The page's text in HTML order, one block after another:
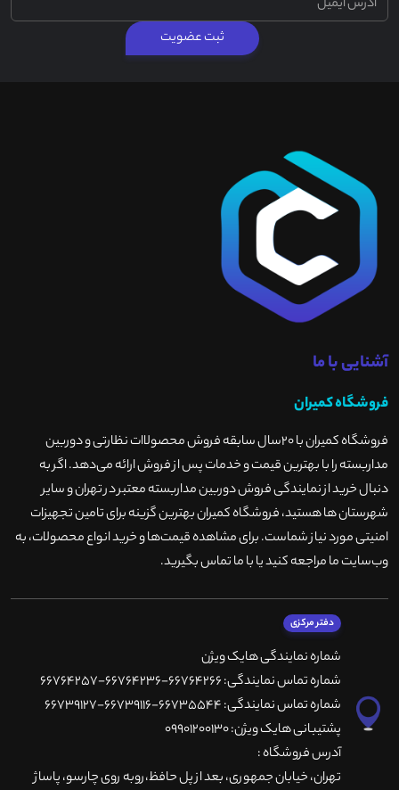
ثبت عضویت
آشنایی با ما
فروشگاه کمیران
فروشگاه کمیران با ۲۰سال سابقه فروش محصولاات نظارتی و دوربین
مداربسته را با بهترین قیمت و خدمات پس از فروش ارائه می‌دهد. اگر به
دنبال خرید از نمایندگی فروش دوربین مداربسته معتبر در تهران و سایر
شهرستان ها هستید، فروشگاه کمیران بهترین گزینه برای تامین تجهیزات
امنیتی مورد نیاز شماست. برای مشاهده قیمت‌ها و خرید انواع محصولات، به
وب‌سایت ما مراجعه کنید یا با ما تماس بگیرید.
دفتر مرکزی
شماره نمایندگی هایک ویژن
شماره تماس نمایندگی: 66764266-66764236-66764257
شماره تماس نمایندگی: 66735544-66739116-66739127
پشتیبانی هایک ویژن: 09901200130
آدرس فروشگاه :
تهران، خيابان جمهوری، بعد از پل حافظ،روبه روی چارسو، پاساژ